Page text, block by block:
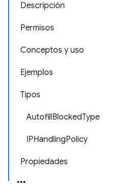
Descripción
Permisos
Conceptos y uso
Ejemplos
Tipos
AutofillBlockedType
IPHandlingPolicy
Propiedades